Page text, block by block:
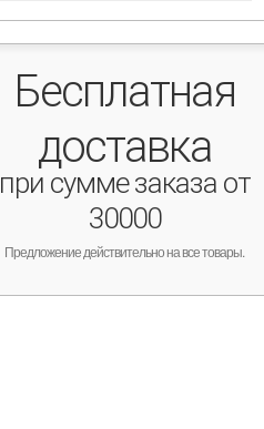
Бесплатная
доставка
при сумме заказа от
30000
Предложение действительно на все товары.